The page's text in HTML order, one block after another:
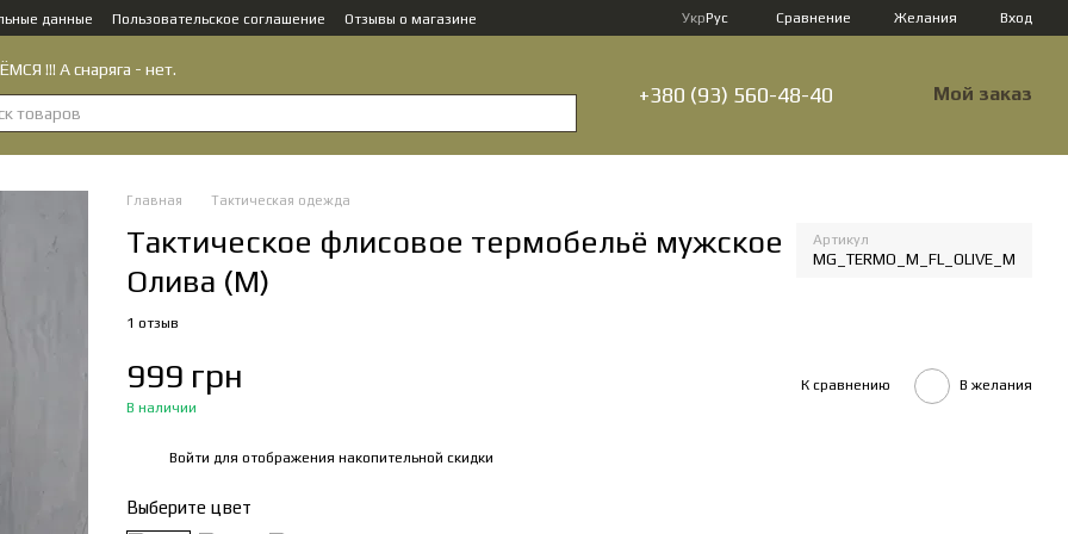
данные Пользовательское соглашение
Отзывы о магазине
УкрРус Сравнение Желания Вход
!!! А снаряга - нет.
+380 (93) 560-48-40 Мой заказ
Главная Тактическая одежда
Тактическое флисовое термобельё мужское
Олива (M)
Артикул
MG_TERMO_M_FL_OLIVE_M
1 отзыв
999 грн
В наличии
К сравнению В желания
Войти для отображения накопительной скидки
Выберите цвет